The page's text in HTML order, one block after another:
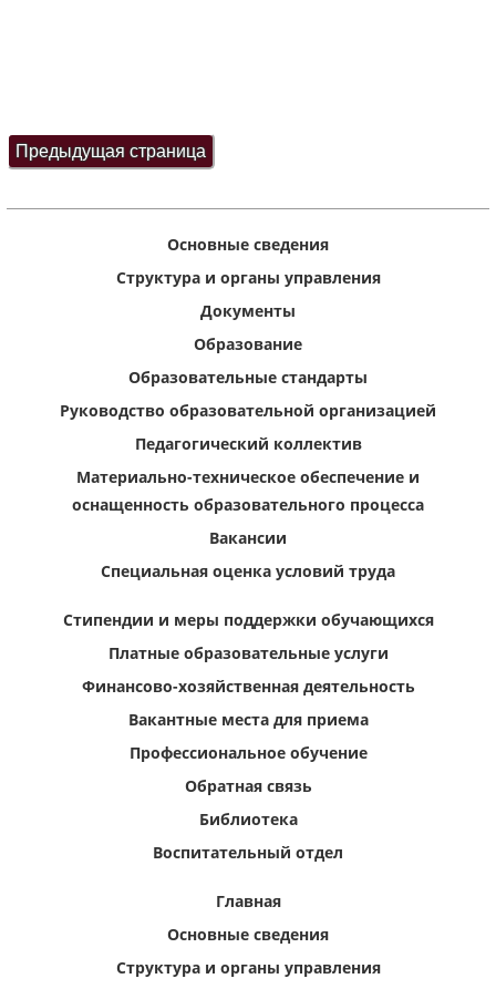
Основные сведения
Структура и органы управления
Документы
Образование
Образовательные стандарты
Руководство образовательной организацией
Педагогический коллектив
Материально-техническое обеспечение и
оснащенность образовательного процесса
Вакансии
Специальная оценка условий труда
Стипендии и меры поддержки обучающихся
Платные образовательные услуги
Финансово-хозяйственная деятельность
Вакантные места для приема
Профессиональное обучение
Обратная связь
Библиотека
Воспитательный отдел
Главная
Основные сведения
Структура и органы управления